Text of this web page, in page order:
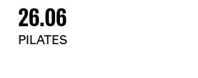
26.06
PILATES